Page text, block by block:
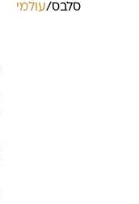
סלבס/עולמי